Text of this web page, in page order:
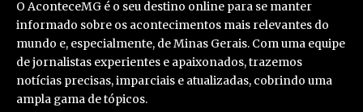
O AconteceMG é o seu destino online para se manter
informado sobre os acontecimentos mais relevantes do
mundo e, especialmente, de Minas Gerais. Com uma equipe
de jornalistas experientes e apaixonados, trazemos
notícias precisas, imparciais e atualizadas, cobrindo uma
ampla gama de tópicos.